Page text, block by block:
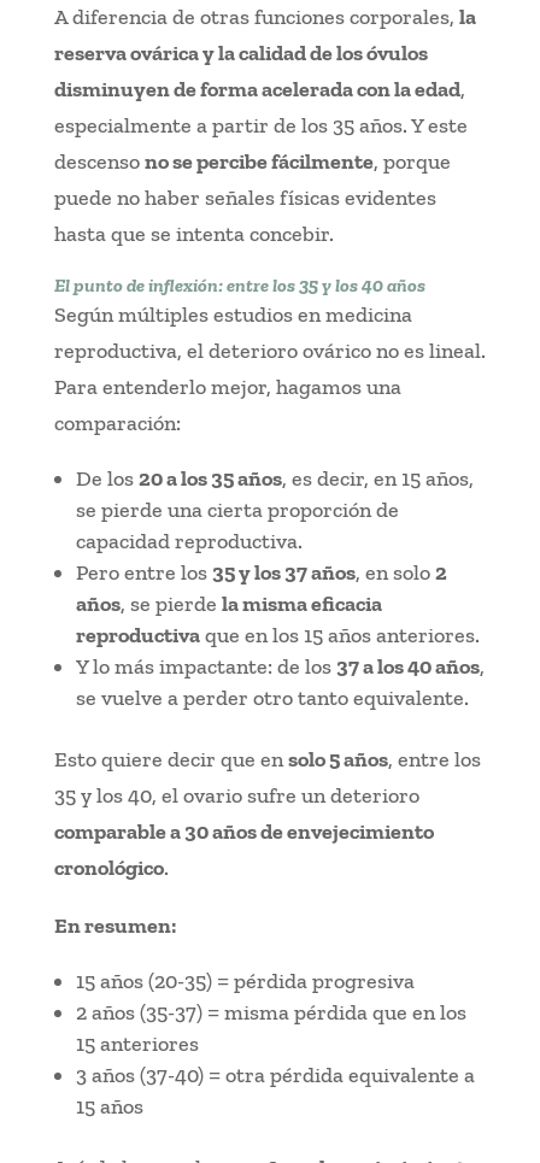
A diferencia de otras funciones corporales, la
reserva ovárica y la calidad de los óvulos
disminuyen de forma acelerada con la edad,
especialmente a partir de los 35 años. Y este
descensono se percibe fácilmente, porque
puede no haber señales físicas evidentes
hasta que se intenta concebir.
El punto de inflexión: entre los 35 y los 40 años
Según múltiples estudios en medicina
reproductiva, el deterioro ovárico no es lineal.
Para entenderlo mejor, hagamos una
comparación:
De los20 a los 35 años, es decir, en 15 años,
se pierde una cierta proporción de
capacidad reproductiva.
Pero entre los35 y los 37 años, en solo2
años, se pierde la misma eficacia
reproductivaque en los 15 años anteriores.
Y lo más impactante: de los37 a los 40 años,
se vuelve a perder otro tanto equivalente.
Esto quiere decir que ensolo 5 años, entre los
35 y los 40, el ovario sufre un deterioro
comparable a 30 años de envejecimiento
cronológico.
En resumen:
15 años (20-35) = pérdida progresiva
2 años (35-37) = misma pérdida que en los
15 anteriores
3 años (37-40) = otra pérdida equivalente a
15 años